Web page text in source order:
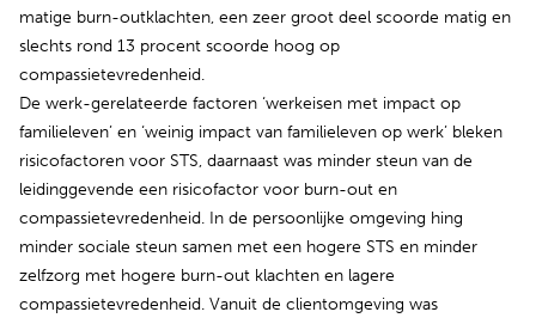
matige burn-outklachten, een zeer groot deel scoorde matig en
slechts rond 13 procent scoorde hoog op
compassietevredenheid.
De werk-gerelateerde factoren ‘werkeisen met impact op
familieleven’ en ‘weinig impact van familieleven op werk’ bleken
risicofactoren voor STS, daarnaast was minder steun van de
leidinggevende een risicofactor voor burn-out en
compassietevredenheid. In de persoonlijke omgeving hing
minder sociale steun samen met een hogere STS en minder
zelfzorg met hogere burn-out klachten en lagere
compassietevredenheid. Vanuit de clientomgeving was